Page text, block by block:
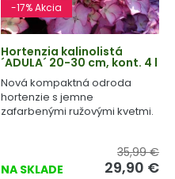
-17% Akcia
Hortenzia kalinolistá
´ADULA´ 20-30 cm, kont. 4 l
Nová kompaktná odroda
hortenzie s jemne
zafarbenými ružovými kvetmi.
NA SKLADE
35,99 €
29,90 €